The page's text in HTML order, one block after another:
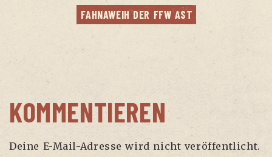
FAHN­AWEIH DER FFW AST
KOMMENTIEREN
Deine E-Mail-Adresse wird nicht veröffentlicht.